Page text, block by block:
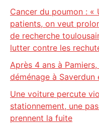
Cancer du poumon : «
patients, on veut
de recherche
lutter contre les
Après 4 ans à
déménage à
Une voiture percute
stationnement, une
prennent la fuite